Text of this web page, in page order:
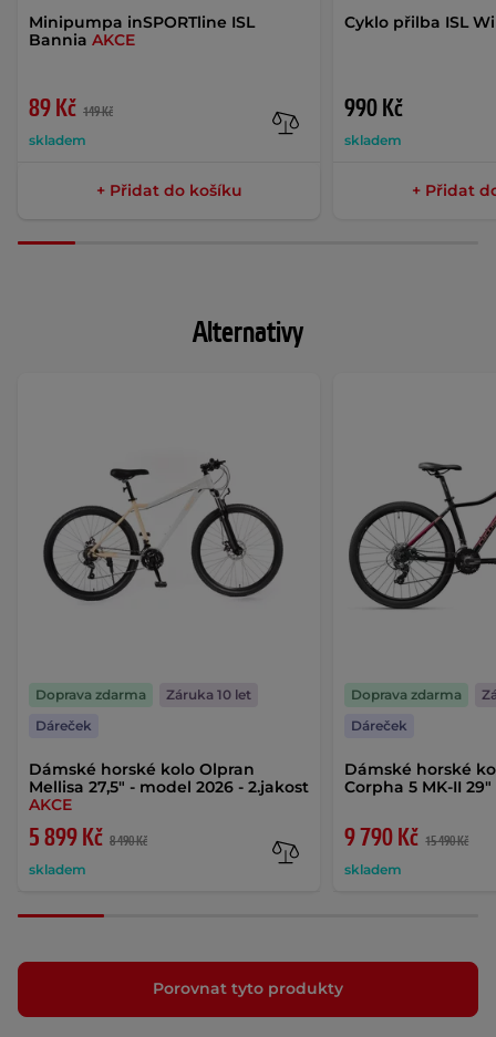
Minipumpa inSPORTline ISL
Bannia AKCE
89 Kč 149 Kč
skladem
+ Přidat do košíku
Cyklo přilba ISL
990 Kč
skladem
+ Přidat
Alternativy
Dámské horské kolo Olpran
Mellisa 27,5" - model 2026 - 2.jakost
AKCE
5 899 Kč 8 490 Kč
skladem
Doprava zdarma
Záruka 10 let
Dáreček
Dámské horské
Corpha 5 MK-II 29"
9 790 Kč 15 490 Kč
skladem
Doprava zdarma
Dáreček
Porovnat tyto produkty